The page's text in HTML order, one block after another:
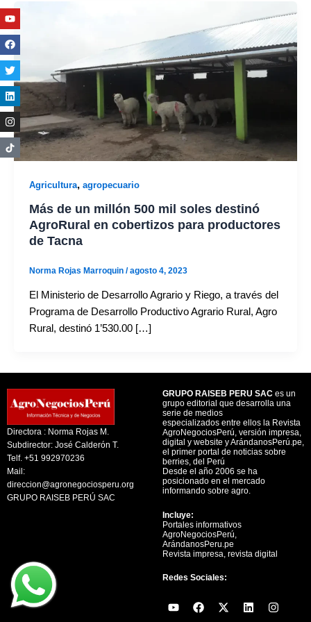
Agricultura, agropecuario
Más de un millón 500 mil soles destinó
AgroRural en cobertizos para productores
de Tacna
Norma Rojas Marroquin /agosto 4, 2023
El Ministerio de Desarrollo Agrario y Riego, a través del
Programa de Desarrollo Productivo Agrario Rural, Agro
Rural, destinó 1’530.00 […]
Directora : Norma Rojas M.
Subdirector: José Calderón T.
Telf. +51 992970236
Mail:
direccion@agronegociosperu.org
GRUPO RAISEB PERÚ SAC
GRUPO RAISEB PERU SAC es un
grupo editorial que desarrolla una
serie de medios
especializados entre ellos la Revista
AgroNegociosPerú, versión impresa,
digital y website y ArándanosPerú.pe,
el primer portal de noticias sobre
berries, del Perú
Desde el año 2006 se ha
posicionado en el mercado
informando sobre agro.
Incluye:
Portales informativos
AgroNegociosPerú,
ArándanosPeru.pe
Revista impresa, revista digital
Redes Sociales:
Y
o
F
a
X
-
L
i
I
n
Youtube
Facebook
Twitter
Linkedin
Instagram